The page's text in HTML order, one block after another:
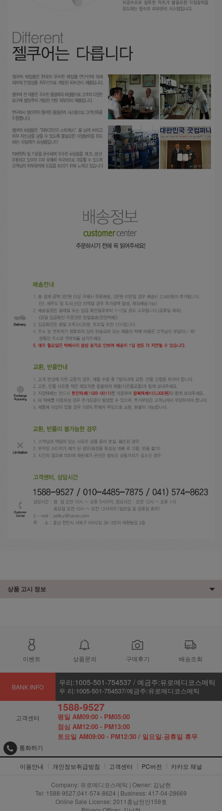
상품 고시 정보
이벤트 상품문의 구매후기 배송조회
BANK INFO 우리:1005-501-754537 / 예금주:유로메디코스메틱
우 리:1005-501-754537/예금주:유로메디코스메틱
고객센터
1588-9527
평일 AM09:00 - PM05:00
점심 AM12:00 - PM13:00
토요일 AM09:00 - PM12:30 / 일요일·공휴일 휴무
통화하기
이용안내 개인정보취급방침 고객센터 PC버전 카카오 채널
Company: 유로메디코스메틱 | Owner: 김남현
Tel: 1588-9527,041-574-8624 | Business: 417-04-28669
Online Sale License: 2011충남천안159호